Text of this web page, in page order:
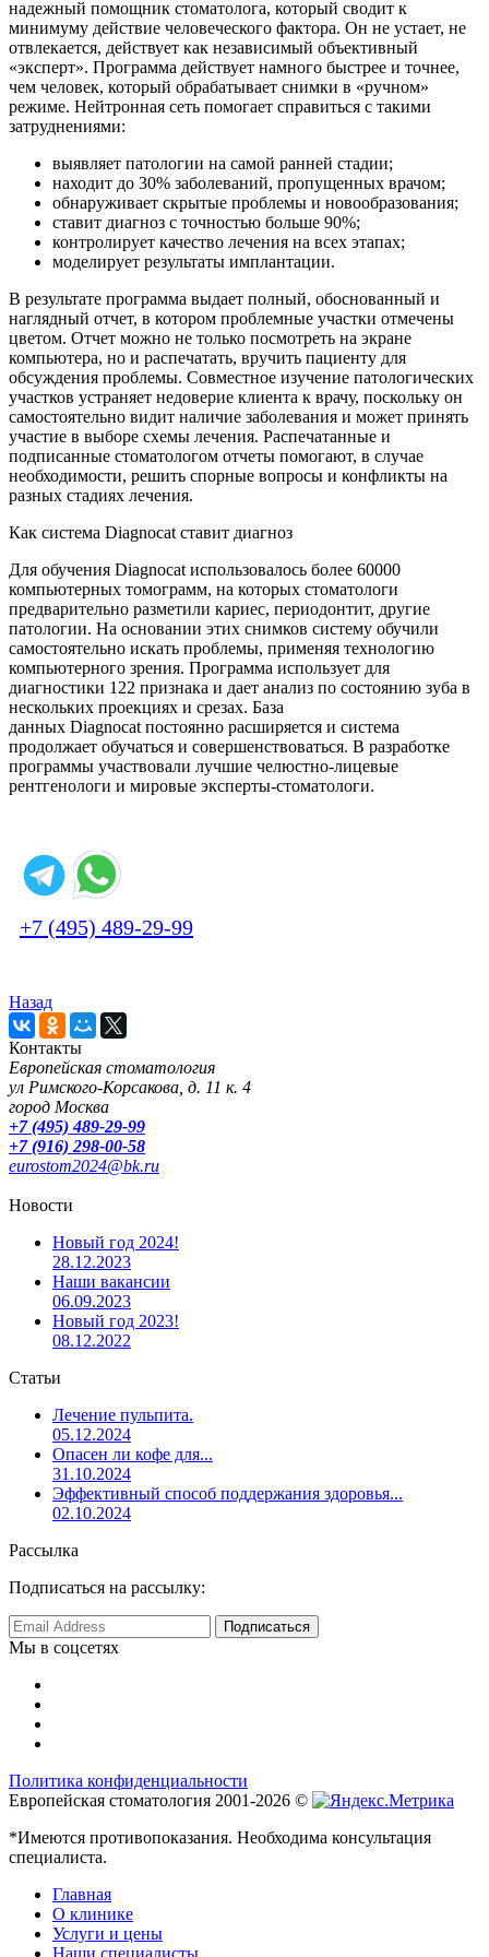
надежный помощник стоматолога, который сводит к
минимуму действие человеческого фактора. Он не устает, не
отвлекается, действует как независимый объективный
«эксперт». Программа действует намного быстрее и точнее,
чем человек, который обрабатывает снимки в «ручном»
режиме. Нейтронная сеть помогает справиться с такими
затруднениями:
выявляет патологии на самой ранней стадии;
находит до 30% заболеваний, пропущенных врачом;
обнаруживает скрытые проблемы и новообразования;
ставит диагноз с точностью больше 90%;
контролирует качество лечения на всех этапах;
моделирует результаты имплантации.
В результате программа выдает полный, обоснованный и
наглядный отчет, в котором проблемные участки отмечены
цветом. Отчет можно не только посмотреть на экране
компьютера, но и распечатать, вручить пациенту для
обсуждения проблемы. Совместное изучение патологических
участков устраняет недоверие клиента к врачу, поскольку он
самостоятельно видит наличие заболевания и может принять
участие в выборе схемы лечения. Распечатанные и
подписанные стоматологом отчеты помогают, в случае
необходимости, решить спорные вопросы и конфликты на
разных стадиях лечения.
Как система Diagnocat ставит диагноз
Для обучения Diagnocat использовалось более 60000
компьютерных томограмм, на которых стоматологи
предварительно разметили кариес, периодонтит, другие
патологии. На основании этих снимков систему обучили
самостоятельно искать проблемы, применяя технологию
компьютерного зрения. Программа использует для
диагностики 122 признака и дает анализ по состоянию зуба в
нескольких проекциях и срезах. База
данных Diagnocat постоянно расширяется и система
продолжает обучаться и совершенствоваться. В разработке
программы участвовали лучшие челюстно-лицевые
рентгенологи и мировые эксперты-стоматологи.
+7 (495) 489-29-99
Назад
Контакты
Европейская стоматология
ул Римского-Корсакова, д. 11 к. 4
город Москва
+7 (495) 489-29-99
+7 (916) 298-00-58
eurostom2024@bk.ru
Новости
Новый год 2024!
28.12.2023
Наши вакансии
06.09.2023
Новый год 2023!
08.12.2022
Статьи
Лечение пульпита.
05.12.2024
Опасен ли кофе для...
31.10.2024
Эффективный способ поддержания здоровья...
02.10.2024
Рассылка
Подписаться на рассылку:
Мы в соцсетях
Политика конфиденциальности
Европейская стоматология 2001-2026 ©
*Имеются противопоказания. Необходима консультация
специалиста.
Главная
О клинике
Услуги и цены
Наши специалисты